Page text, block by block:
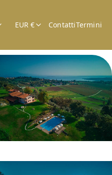
EUR € ContattiTermini